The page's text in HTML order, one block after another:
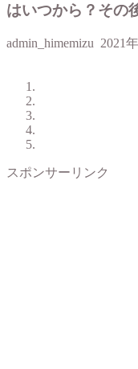
はいつから？その
admin_himemizu 2021
スポンサーリンク